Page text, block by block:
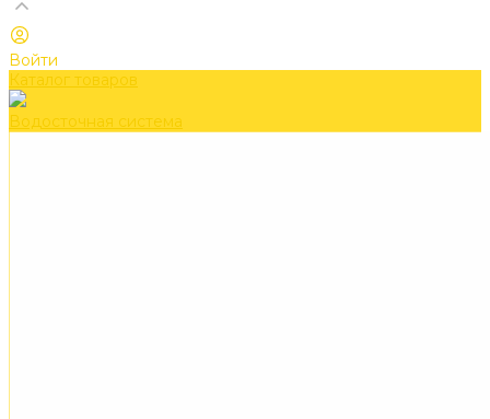
Войти
Каталог товаров
Водосточная система